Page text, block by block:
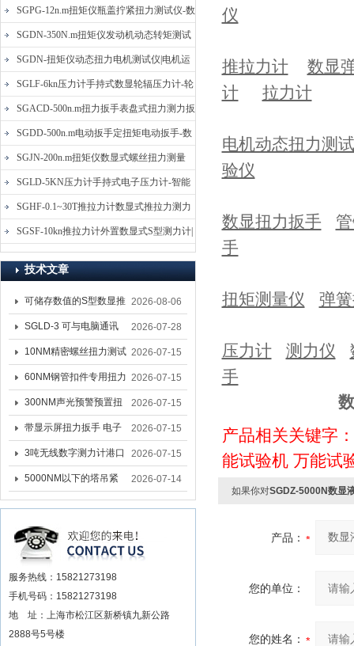
校准扳手扭力精度测试仪
SGPG-12n.m扭矩仪瓶盖拧紧扭力测试仪-数
显式瓶盖扭力矩仪
SGDN-350N.m扭矩仪发动机动态转矩测试
仪-动态电机扭矩测量仪
SGDN-扭矩仪动态扭力电机测试仪|电机运
转摩擦力扭矩仪
SGLF-6kn压力计手持式数显轮辐压力计-轮
辐称重压力测力计
SGACD-500n.m扭力扳手表盘式扭力测力扳
手-表盘扭力矩检测扳手
SGDD-500n.m电动扳手定扭矩电动扳手-数
显式电动定扭力矩扳手
SGJN-200n.m扭矩仪数显式螺丝扭力测量
仪-螺栓扭力矩测试仪
SGLD-5KN压力计手持式电子压力计-智能
电子式压力测力计
SGHF-0.1~30T推拉力计数显式推拉力测力
计-数字拉压力双向测力仪
SGSF-10kn推拉力计外置数显式S型测力计|
手持连线式拉压力计
技术文章
可储存数值的S型数显推
拉力计 SGSF-100外置
式测力计
2026-08-06
SGLD-3 可与电脑通讯
的无线测力计 0.03-3T化
工行业用遥控式推拉力
计
2026-07-28
10NM精密螺丝扭力测试
专用扭矩扳手,产线质检
螺丝扭力专用扳手厂家
2026-07-15
60NM钢管扣件专用扭力
扳手 脚手架扭力检测扳
手 工地扣件扭矩扳手品
牌
2026-07-15
300NM声光预警预置扭
力扳手 工业紧固专用数
显扭力工具厂家
2026-07-15
带显示屏扭力扳手 电子
数显扭力扳手 20NM精
准可调力矩扳手品牌
2026-07-15
3吨无线数字测力计港口
吊装专用
2026-07-15
5000NM以下的塔吊紧
固大扭力电动扳手 塔机
安装电动扳手厂家
2026-07-14
服务热线：15821273198
手机号码：15821273198
地 址：上海市松江区新桥镇九新公路
2888号5号楼
仪
推拉力计
数显
计
拉力计
电机动态扭力测
验仪
数显扭力扳手
手
扭矩测量仪 弹
压力计 测力仪
手
产品相关关键字
能试验机 万能试
如果你对SGDZ-5000N数显
产品：
您的单位：
您的姓名：